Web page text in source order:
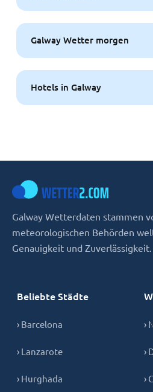
Galway Wetter morgen
Hotels in Galway
Galway Wetterdaten stammen
meteorologischen Behörden
Genauigkeit und Zuverlässigkeit.
Beliebte Städte
› Barcelona
› Lanzarote
› Hurghada
›
›
›